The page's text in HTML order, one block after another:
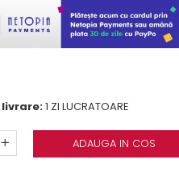
1 ZI LUCRATOARE
ADAUGA IN COS